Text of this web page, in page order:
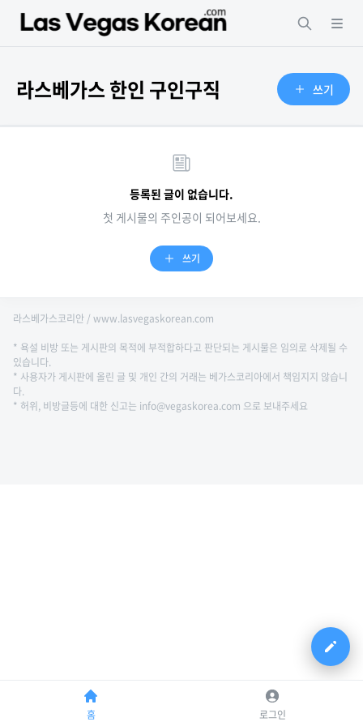
라스베가스 한인 구인구직 쓰기
등록된 글이 없습니다.
첫 게시물의 주인공이 되어보세요.
쓰기
라스베가스코리안 / www.lasvegaskorean.com
* 욕설 비방 또는 게시판의 목적에 부적합하다고 판단되는 게시물은 임의로 삭제될 수
있습니다.
* 사용자가 게시판에 올린 글 및 개인 간의 거래는 베가스코리아에서 책임지지 않습니
다.
* 허위, 비방글등에 대한 신고는 info@vegaskorea.com 으로 보내주세요
홈 로그인